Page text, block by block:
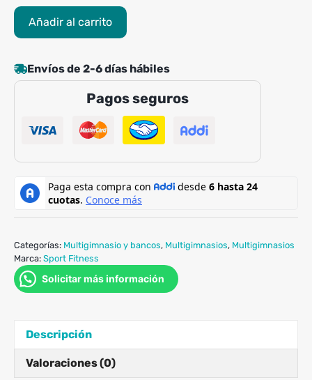
Multigimnasio
SPORTFITNESS
estaciones
con
150LB
cantidad
Añadir al carrito
Envíos de 2-6 días hábiles
Pagos seguros
Categorías: Multigimnasio y bancos, Multigimnasios, Multigimnasios
Marca: Sport Fitness
Solicitar más información
Descripción
Valoraciones (0)